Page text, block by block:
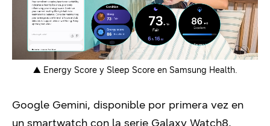
▲ Energy Score y Sleep Score en Samsung Health.
Google Gemini, disponible por primera vez en
un smartwatch con la serie Galaxy Watch8,